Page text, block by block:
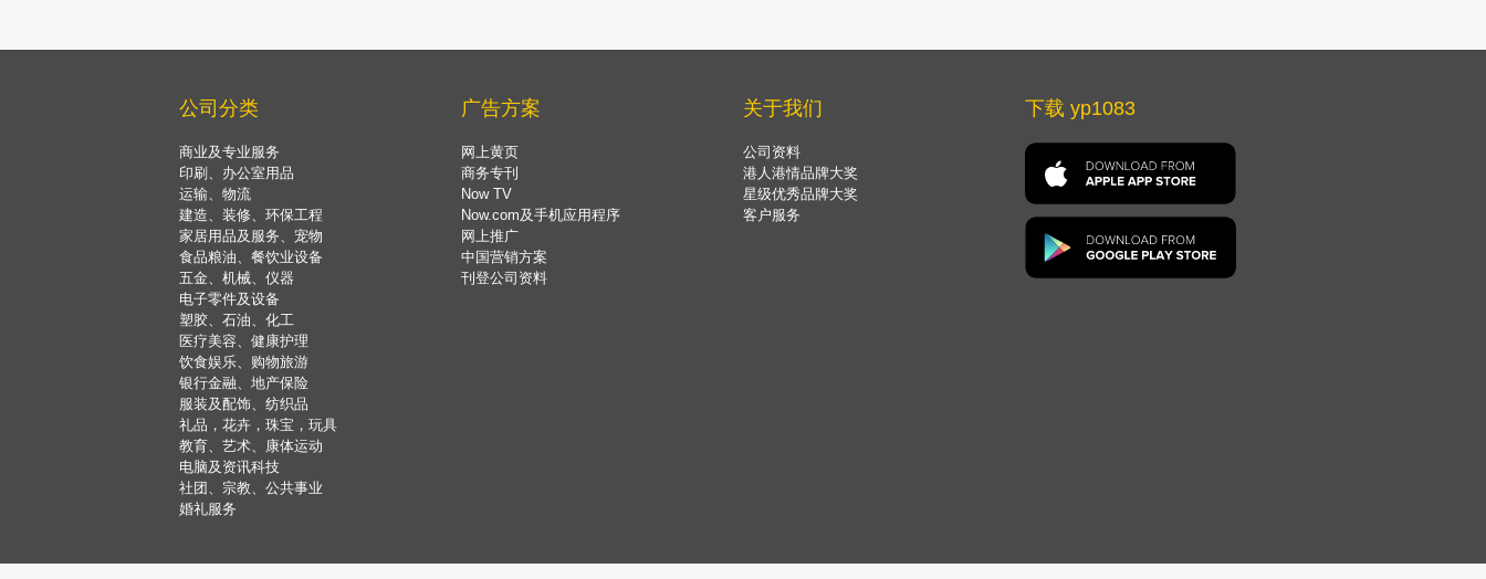
公司分类
商业及专业服务
印刷、办公室用品
运输、物流
建造、装修、环保工程
家居用品及服务、宠物
食品粮油、餐饮业设备
五金、机械、仪器
电子零件及设备
塑胶、石油、化工
医疗美容、健康护理
饮食娱乐、购物旅游
银行金融、地产保险
服装及配饰、纺织品
礼品，花卉，珠宝，玩具
教育、艺术、康体运动
电脑及资讯科技
社团、宗教、公共事业
婚礼服务
广告方案
网上黄页
商务专刊
Now TV
Now.com及手机应用程序
网上推广
中国营销方案
刊登公司资料
关于我们
公司资料
港人港情品牌大奖
星级优秀品牌大奖
客户服务
下载 yp1083